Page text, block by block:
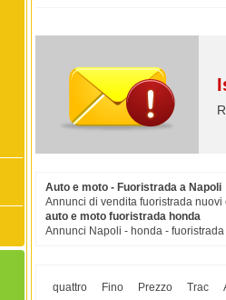
Auto e moto - Fuoristrada a Napoli
Annunci di vendita fuoristrada
auto e moto fuoristrada honda
Annunci Napoli - honda -
quattro Fino Prezzo Trac